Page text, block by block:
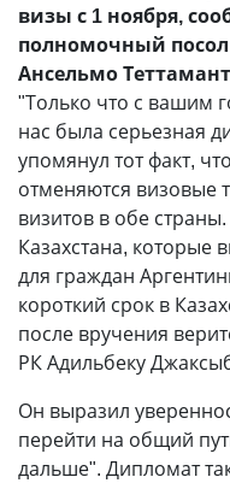
визы с 1 ноября,
полномочный
Ансельмо
"Только что с вашим
нас была серьезная
упомянул тот факт,
отменяются визовые
визитов в обе
Казахстана, которые
для граждан
короткий срок в
после вручения
РК Адильбеку
Он выразил
перейти на общий
дальше". Дипломат